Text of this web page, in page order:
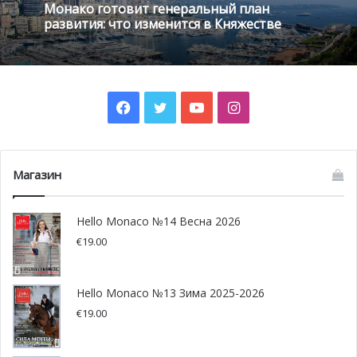
Вдохновленная джазовой праздничной атмосферой
Нового Орлеана, самого интригующего европейского
города в Штатах, Рождественская деревня,
Монако готовит генеральный план
развития: что изменится в Княжестве
Facebook
TwitterYouTubeInstagram
Магазин
Hello Monaco №14 Весна 2026
€19.00
Hello Monaco №13 Зима 2025-2026
€19.00